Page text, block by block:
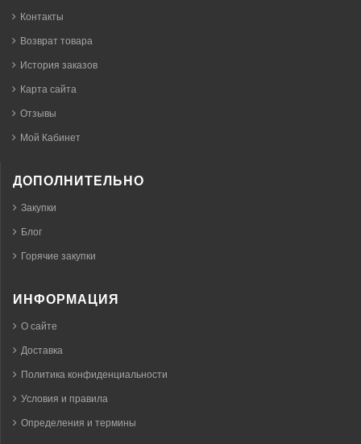
Контакты
Возврат товара
История заказов
Карта сайта
Отзывы
Мой Кабинет
ДОПОЛНИТЕЛЬНО
Закупки
Блог
Горячие закупки
ИНФОРМАЦИЯ
О сайте
Доставка
Политика конфиденциальности
Условия и правила
Определения и термины